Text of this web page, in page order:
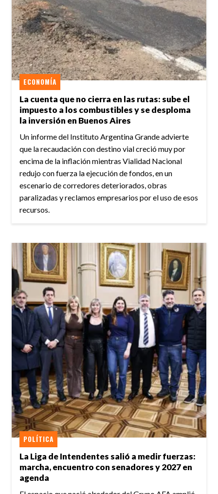
La cuenta que no cierra en las rutas: sube el
impuesto a los combustibles y se desploma
la inversión en Buenos Aires
ECONOMÍA
Un informe del Instituto Argentina Grande advierte
que la recaudación con destino vial creció muy por
encima de la inflación mientras Vialidad Nacional
redujo con fuerza la ejecución de fondos, en un
escenario de corredores deteriorados, obras
paralizadas y reclamos empresarios por el uso de esos
recursos.
La Liga de Intendentes salió a medir fuerzas:
marcha, encuentro con senadores y 2027 en
agenda
POLÍTICA